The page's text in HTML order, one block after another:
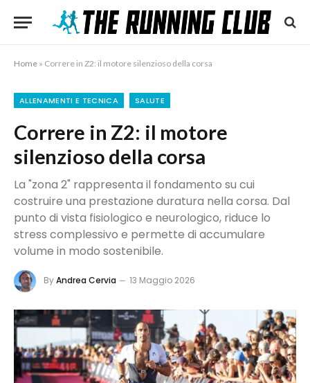
Home » Correre in Z2: il motore silenzioso della corsa
ALLENAMENTI E TECNICA SALUTE
Correre in Z2: il motore
silenzioso della corsa
La "zona 2" rappresenta il fondamento su cui
costruire una prestazione duratura nella corsa. Dal
punto di vista fisiologico e neurologico, riduce lo
stress complessivo e permette di accumulare
volume in modo sostenibile.
ByAndrea Cervia 13 Maggio 2026